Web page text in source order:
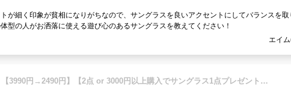
が細く印象が貧相になりがちなので、サングラスを良いアクセントにしてバランスを取
型の人がお洒落に使える遊び心のあるサングラスを教えてください！
エイ
【3990円→2490円】【2点 or 3000円以上購入でサングラス1点プレゼント】 サングラス メンズ レディース SBG ブランド ボストンサングラス 薄い 色 カラーレンズ ブルー スポーツ おしゃれ UVカット ボストン